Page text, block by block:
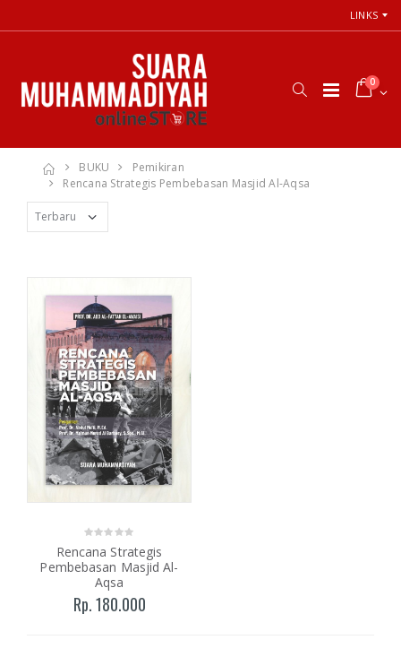
LINKS
0
BUKU
Pemikiran
Rencana Strategis Pembebasan Masjid Al-Aqsa
Rencana Strategis
Pembebasan Masjid Al-
Aqsa
Rp. 180.000